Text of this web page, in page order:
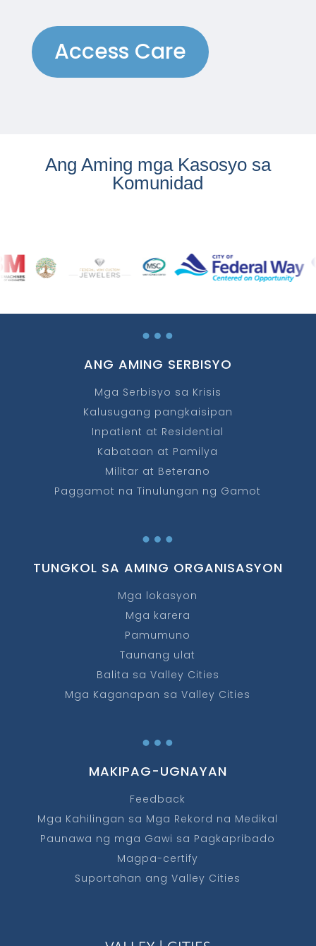
Access Care
Ang Aming mga Kasosyo sa
Komunidad
…
ANG AMING SERBISYO
Mga Serbisyo sa Krisis
Kalusugang pangkaisipan
Inpatient at Residential
Kabataan at Pamilya
Militar at Beterano
Paggamot na Tinulungan ng Gamot
…
TUNGKOL SA AMING ORGANISASYON
Mga lokasyon
Mga karera
Pamumuno
Taunang ulat
Balita sa Valley Cities
Mga Kaganapan sa Valley Cities
…
MAKIPAG-UGNAYAN
Feedback
Mga Kahilingan sa Mga Rekord na Medikal
Paunawa ng mga Gawi sa Pagkapribado
Magpa-certify
Suportahan ang Valley Cities